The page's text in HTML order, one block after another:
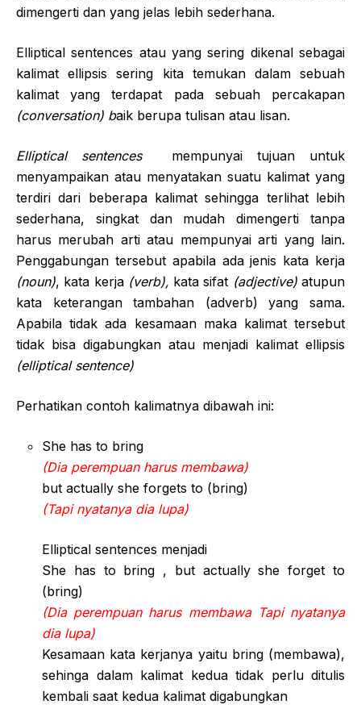
dimengerti dan yang jelas lebih sederhana.
Elliptical sentences atau yang sering dikenal sebagai
kalimat ellipsis sering kita temukan dalam sebuah
kalimat yang terdapat pada sebuah percakapan
(conversation) baik berupa tulisan atau lisan.
Elliptical sentencesmempunyai tujuan untuk
menyampaikan atau menyatakan suatu kalimat yang
terdiri dari beberapa kalimat sehingga terlihat lebih
sederhana, singkat dan mudah dimengerti tanpa
harus merubah arti atau mempunyai arti yang lain.
Penggabungan tersebut apabila ada jenis kata kerja
(noun), kata kerja (verb), kata sifat (adjective)atupun
kata keterangan tambahan (adverb) yang sama.
Apabila tidak ada kesamaan maka kalimat tersebut
tidak bisa digabungkan atau menjadi kalimat ellipsis
(elliptical sentence)
Perhatikan contoh kalimatnya dibawah ini:
She has to bring
(Dia perempuan harus membawa)
but actually she forgets to (bring)
(Tapi nyatanya dia lupa)
Elliptical sentences menjadi
She has to bring , but actually she forget to
(bring)
(Dia perempuan harus membawa Tapi nyatanya
dia lupa)
Kesamaan kata kerjanya yaitu bring (membawa),
sehinga dalam kalimat kedua tidak perlu ditulis
kembali saat kedua kalimat digabungkan